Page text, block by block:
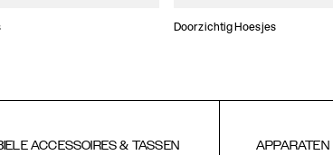
Doorzichtig Hoesjes
ACCESSOIRES & TASSEN APPARATEN